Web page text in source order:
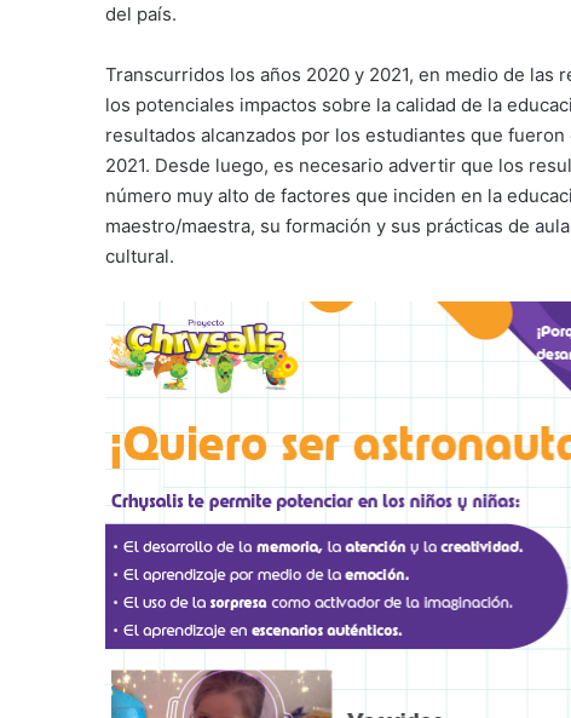
del país.
Transcurridos los años 2020 y 2021, en medio de las
los potenciales impactos sobre la calidad de la
resultados alcanzados por los estudiantes que fueron
2021. Desde luego, es necesario advertir que los
número muy alto de factores que inciden en la
maestro/maestra, su formación y sus prácticas de
cultural.